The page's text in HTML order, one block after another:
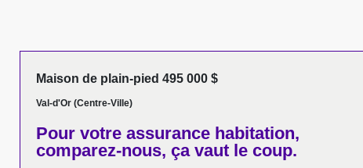
Maison de plain-pied 495 000 $
Val-d'Or (Centre-Ville)
Pour votre assurance habitation,
comparez-nous, ça vaut le coup.